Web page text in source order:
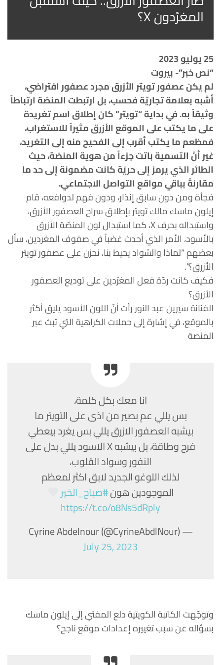
المغرّدون X؟
25 يوليو 2023
“نص خبر”- بيروت
لم يكن عصفور تويتر الأزرق مجرد عصفور افتراضي،
أشبه بعلامة تجاريّة فحسب، بل ارتبطت المنصّة ارتباطاً
وثيقاً به. في بداية “تويتر” كان إطلاق اسم تغريدة
على ما يكتب على الموقع الأزرق مثيراً للاستغراب،
فمظعم ما يكتب أقرب إلى الفحيح منه إلى التغريد،
غير أنّ التسمية باتت جزءاً من هوية المنصّة، حيث
الطائر الذي يرمز إلى حريّة كانت مضمونة إلى حد ما
مقارنةً بباقي مواقع التواصل الاجتماعي.
فجأة ومن دون سابق إنذار، ودون فهم لدوافعه، قام
إيلون ماسك مالك تويتر بإطلاق سراح العصفور الأزرق،
واستبداله بحرف X، كما استبدال لون المنصّة الأزرق
بالأسود، الأمر الذي أحدث غضباً في صفوف المغردين، سأل
بعضهم “لماذا والسّواد يحيط بنا، نحزن على عصفور تويتر
الأزرق؟”.
فكيف كانت ردّة فعل المغرّدين على توديع العصفور
الأزرق؟
الفنانة سيرين عبد النور رأت أنّ اللون الأسود يليق أكثر
بالموقع، في إشارة إلى حملات الكراهية التي تبث عبر
المنصة
انا معك بكل كلمة،
بس يللي عم بصير من اذى على التويتر ما
بيشبه العصفور الازرق يللي بس يغرد بيعطي
فرح وطاقة، بل بيشبه X الاسود يللي بدل على
النفور وسواد القلوب،
لذلك اللوغو الجديد لابق اكثر لمعظم
الموجودين هون#صباح_الخير
https://t.co/o8Ns5dRply
— Cyrine Abdelnour (@CyrineAbdlNour)
July 25, 2023
وتوجّهت الكاتبة الكويتية دلع المفتي إلى إيلون ماسك
بسؤاله عن سبب تغييره إعدادات موقع ناجح؟